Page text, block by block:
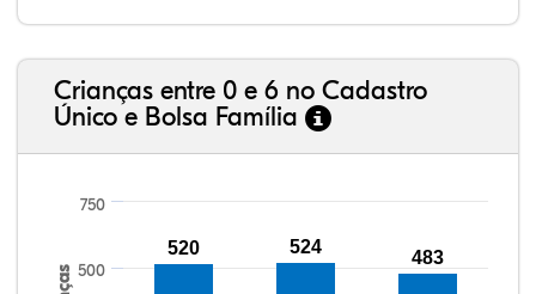
Crianças entre 0 e 6 no Cadastro
Único e Bolsa Família
500
750
520 524
483